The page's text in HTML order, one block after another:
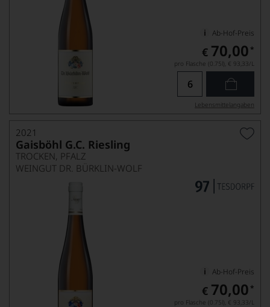
Ab-Hof-Preis
€ 70,00 *
pro Flasche (0.75l), € 93,33/L
Lebensmittel­angaben
2021
Gaisböhl G.C. Riesling
TROCKEN, PFALZ
WEINGUT DR. BÜRKLIN-WOLF
Ab-Hof-Preis
€ 70,00 *
pro Flasche (0.75l), € 93,33/L